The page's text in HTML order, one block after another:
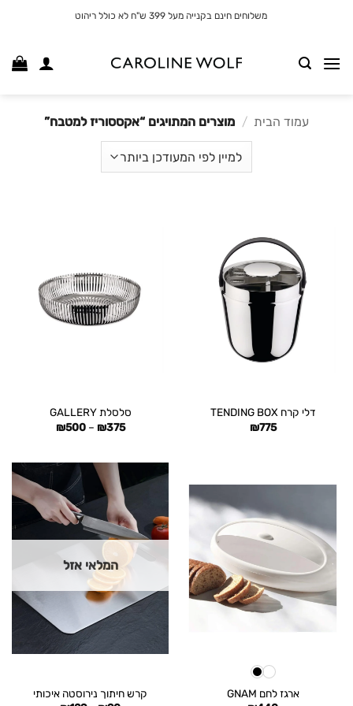
משלוחים חינם בקנייה מעל 399 ש"ח לא כולל ריהוט
עמוד הבית / מוצרים המתויגים “אקססוריז למטבח”
דלי קרח TENDING BOX
₪775
סלסלת GALLERY
₪375
–
₪500
⁦₪500⁩
ארגז לחם GNAM
המלאי אזל
קרש חיתוך נירוסטה איכותי